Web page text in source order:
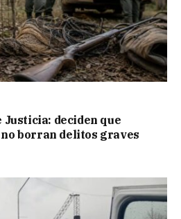
deciden que
borran delitos graves